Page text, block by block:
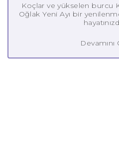
Koçlar ve yükselen burcu
Oğlak Yeni Ayı bir
Devamını